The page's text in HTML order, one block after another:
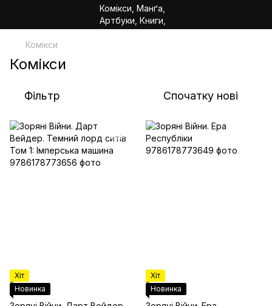
Комікси
Комікси
Фільтр Спочатку нові
Хіт
Новинка
Хіт
Новинка